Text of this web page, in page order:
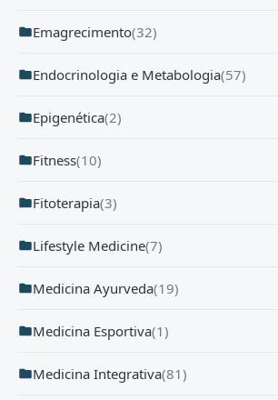
Emagrecimento(32)
Endocrinologia e Metabologia(57)
Epigenética(2)
Fitness(10)
Fitoterapia(3)
Lifestyle Medicine(7)
Medicina Ayurveda(19)
Medicina Esportiva(1)
Medicina Integrativa(81)